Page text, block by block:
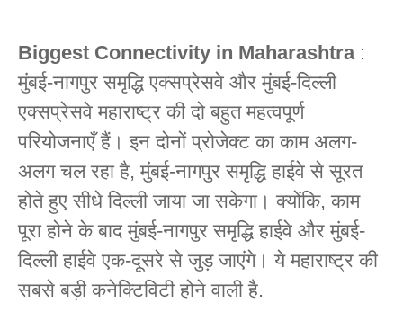
Biggest Connectivity in Maharashtra:
मुंबई-नागपुर समृद्धि एक्सप्रेसवे और मुंबई-दिल्ली
एक्सप्रेसवे महाराष्ट्र की दो बहुत महत्वपूर्ण
परियोजनाएँ हैं। इन दोनों प्रोजेक्ट का काम अलग-
अलग चल रहा है, मुंबई-नागपुर समृद्धि हाईवे से सूरत
होते हुए सीधे दिल्ली जाया जा सकेगा। क्योंकि, काम
पूरा होने के बाद मुंबई-नागपुर समृद्धि हाईवे और मुंबई-
दिल्ली हाईवे एक-दूसरे से जुड़ जाएंगे। ये महाराष्ट्र की
सबसे बड़ी कनेक्टिविटी होने वाली है.